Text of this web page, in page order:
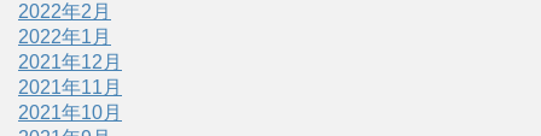
2022年2月
2022年1月
2021年12月
2021年11月
2021年10月